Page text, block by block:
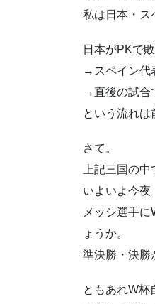
私は日本・ス
日本がPKで敗
→スペイン代
→直後の試合
という流れは
さて。
上記三国の
いよいよ今夜
メッシ選手
ょうか。
準決勝・決勝
ともあれW杯